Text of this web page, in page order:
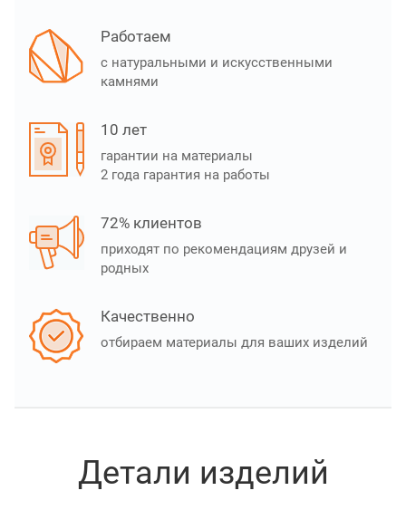
Работаем
с натуральными и искусственными
камнями
10 лет
гарантии на материалы
2 года гарантия на работы
72% клиентов
приходят по рекомендациям друзей и
родных
Качественно
отбираем материалы для ваших изделий
Детали изделий